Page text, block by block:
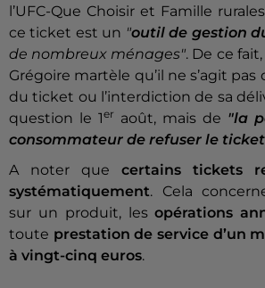
l’UFC-Que Choisir et Famille
ce ticket est un "outil de gestion
de nombreux ménages". De ce
Grégoire martèle qu’il ne s’agit pas
du ticket ou l’interdiction de sa
question le 1er août, mais de "la
consommateur de refuser le
A noter que certains tickets
systématiquement. Cela
sur un produit, lesopérations
toute prestation de service d’un
à vingt-cinq euros.